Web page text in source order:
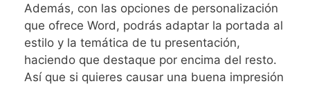
Además, con las opciones de personalización
que ofrece Word, podrás adaptar la portada al
estilo y la temática de tu presentación,
haciendo que destaque por encima del resto.
Así que si quieres causar una buena impresión